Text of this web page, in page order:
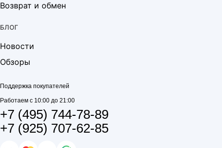
Возврат и обмен
БЛОГ
Новости
Обзоры
Поддержка покупателей
Работаем с 10:00 до 21:00
+7 (495) 744-78-89
+7 (925) 707-62-85